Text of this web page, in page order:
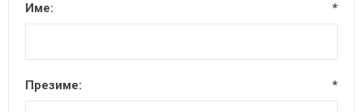
Име: *
Презиме: *